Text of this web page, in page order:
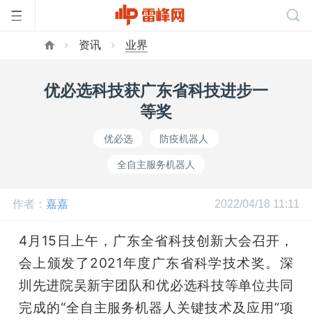
公
开
资讯 业界
优必选科技获广东省科技进步一
等奖
优必选 防疫机器人
全自主服务机器人
作者： 嘉嘉 2022/04/18 11:11
4月15日上午，广东全省科技创新大会召开，
会上颁发了2021年度广东省科学技术奖。深
圳先进院吴新宇团队和优必选科技等单位共同
完成的“全自主服务机器人关键技术及应用”项